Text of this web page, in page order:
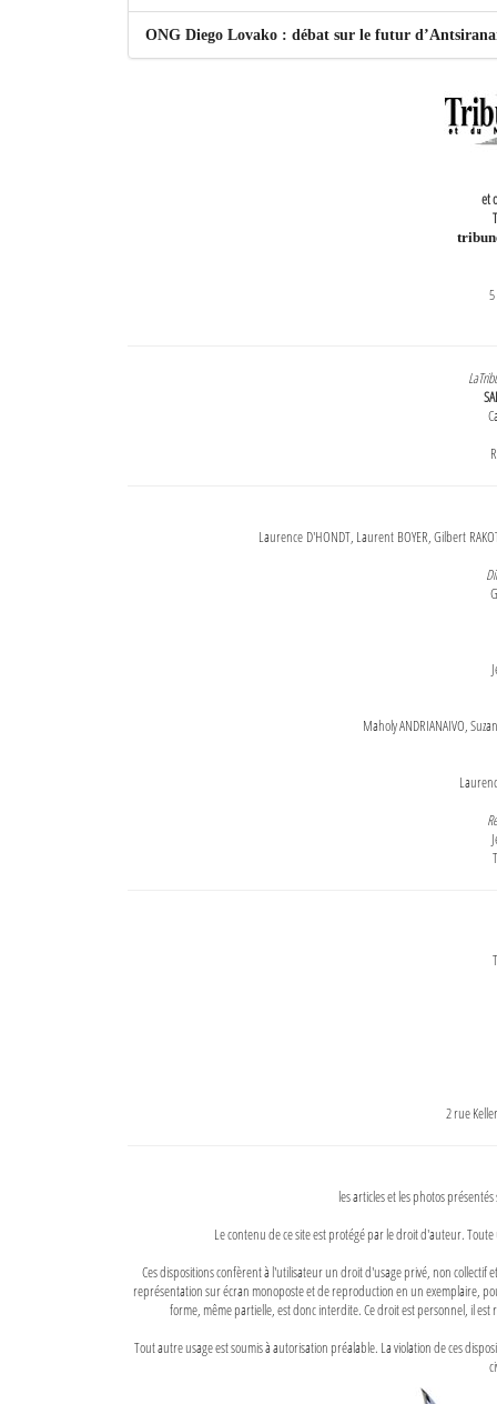
ONG Diego Lovako : débat sur le futur
et
Laurence D'HONDT, Laurent BOYER, Gilbert
Maholy ANDRIANAIVO,
2 rue
les articles et les photos
Le contenu de ce site est protégé par le droit d'auteur.
Ces dispositions confèrent à l'utilisateur un droit d'usage privé, non
représentation sur écran monoposte et de reproduction en un exemplaire,
forme, même partielle, est donc interdite. Ce droit est personnel, il
Tout autre usage est soumis à autorisation préalable. La violation de ces